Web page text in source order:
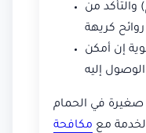
من
إن أمكن
في الحمام
مع مكافحة